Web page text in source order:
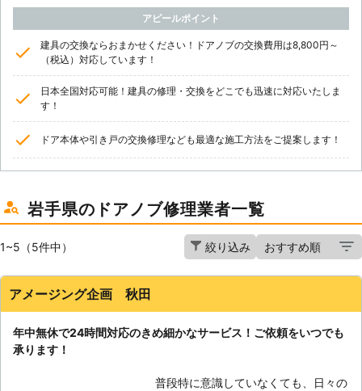
アピールポイント
建具の交換ならおまかせください！ドアノブの交換費用は8,800円～
（税込）対応しています！
日本全国対応可能！建具の修理・交換をどこでも迅速に対応いたしま
す！
ドア本体や引き戸の交換修理なども最適な施工方法をご提案します！
岩手県のドアノブ修理業者一覧
1~5（5件中） 絞り込み
アメージング企画 秋田
年中無休で24時間対応のきめ細かなサービス！ご依頼をいつでも
承ります！
普段特に意識していなくても、日々の